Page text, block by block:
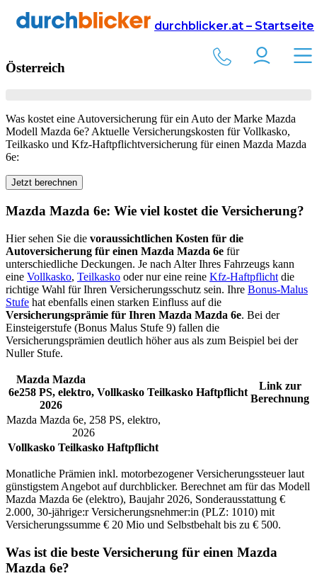
durchblicker.at – Startseite
Versicherung Autoversicherung Mazda
Mazda Mazda 6ein
Österreich
Was kostet eine Autoversicherung für ein Auto der Marke Mazda
Modell Mazda 6e? Aktuelle Versicherungskosten für Vollkasko,
Teilkasko und Kfz-Haftpflichtversicherung für einen Mazda Mazda
6e:
Jetzt berechnen
Mazda Mazda 6e: Wie viel kostet die Versicherung?
Hier sehen Sie die voraussichtlichen Kosten für die
Autoversicherung für einen Mazda Mazda 6e für
unterschiedliche Deckungen. Je nach Alter Ihres Fahrzeugs kann
eine Vollkasko, Teilkasko oder nur eine reine Kfz-Haftpflicht die
richtige Wahl für Ihren Versicherungsschutz sein. Ihre Bonus-Malus
Stufe hat ebenfalls einen starken Einfluss auf die
Versicherungsprämie für Ihren Mazda Mazda 6e. Bei der
Einsteigerstufe (Bonus Malus Stufe 9) fallen die
Versicherungsprämien deutlich höher aus als zum Beispiel bei der
Nuller Stufe.
Mazda Mazda
6e258PS, elektro,
2026
Vollkasko Teilkasko Haftpflicht
Link zur
Berechnung
Mazda Mazda 6e, 258PS, elektro,
2026
Vollkasko Teilkasko Haftpflicht
Monatliche Prämien inkl. motorbezogener Versicherungssteuer laut
günstigstem Angebot auf durchblicker. Berechnet am für das Modell
Mazda Mazda 6e (elektro), Baujahr 2026, Sonderausstattung €
2.000, 30-jährige:rVersicherungsnehmer:in (PLZ: 1010) mit
Versicherungssumme € 20 Mio und Selbstbehalt bis zu € 500.
Was ist die beste Versicherung für einen Mazda
Mazda 6e?